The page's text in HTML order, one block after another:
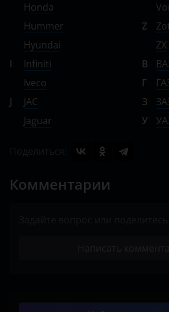
Honda
Hummer
Hyundai
I
Infiniti
Iveco
J
JAC
Jaguar
Z
ZX
В
Г
З
У
Комментарии